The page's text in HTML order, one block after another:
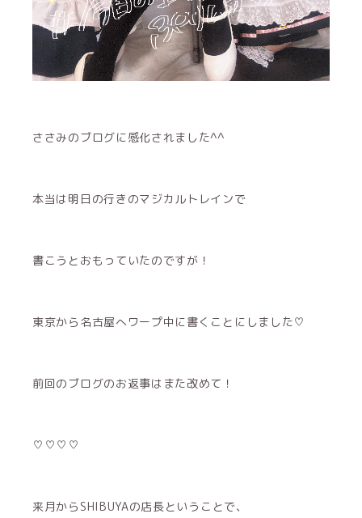
ささみのブログに感化されました^^
本当は明日の行きのマジカルトレインで
書こうとおもっていたのですが！
東京から名古屋へワープ中に書くことにしました♡
前回のブログのお返事はまた改めて！
♡♡♡♡
来月からSHIBUYAの店長ということで、